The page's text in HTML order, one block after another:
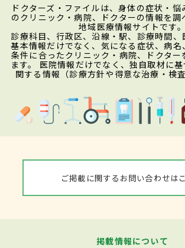
ドクターズ・ファイルは、身体の症状・
のクリニック・病院、ドクターの情報を調
地域医療情報サイトです。
診療科目、行政区、沿線・駅、診療時間、
基本情報だけでなく、気になる症状、病名
条件に合ったクリニック・病院、ドクター
ます。 医院情報だけでなく、独自取材に
関する情報（診療方針や得意な治療・検
ご掲載に関するお問い合わせは
掲載情報について